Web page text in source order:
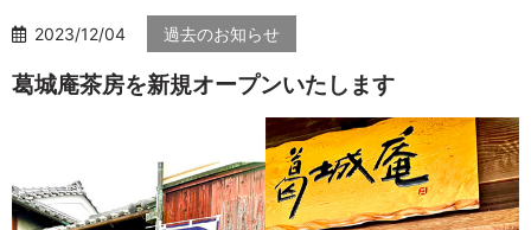
2023/12/04 過去のお知らせ
葛城庵茶房を新規オープンいたします